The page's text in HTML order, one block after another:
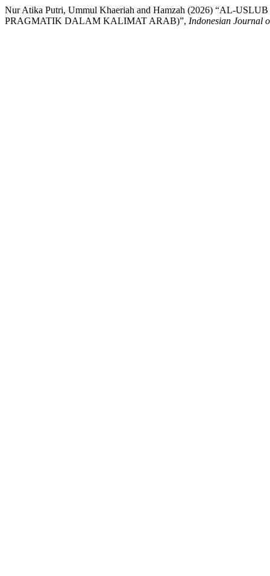
Nur Atika Putri, Ummul Khaeriah and Hamzah (2026) “AL-
PRAGMATIK DALAM KALIMAT ARAB)”, Indonesian Journal